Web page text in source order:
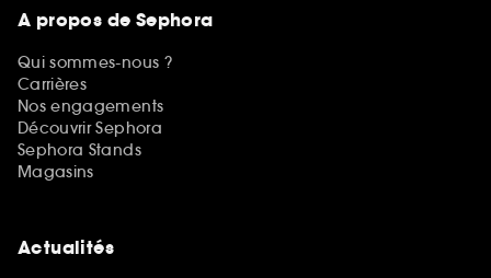
A propos de Sephora
Qui sommes-nous ?
Carrières
Nos engagements
Découvrir Sephora
Sephora Stands
Magasins
Actualités